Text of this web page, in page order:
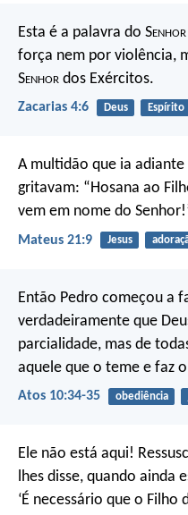
Esta é a palavra do Senhor
força nem por violência,
Senhor dos Exércitos.
Zacarias 4:6 Deus Espírito
A multidão que ia
gritavam: “Hosana ao
vem em nome do
Mateus 21:9 Jesus
Então Pedro começou a
verdadeiramente que
parcialidade, mas de
aquele que o teme e faz
Atos 10:34-35 obediência
Ele não está aqui!
lhes disse, quando ainda
‘É necessário que o